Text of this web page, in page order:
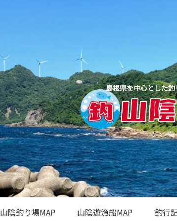
島根県を中心とした
山陰釣り場MAP 山陰遊漁船MAP 釣行